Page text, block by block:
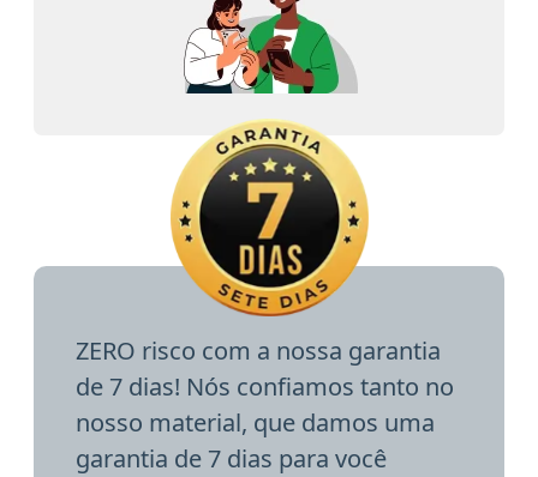
ZERO risco com a nossa garantia
de 7 dias! Nós confiamos tanto no
nosso material, que damos uma
garantia de 7 dias para você